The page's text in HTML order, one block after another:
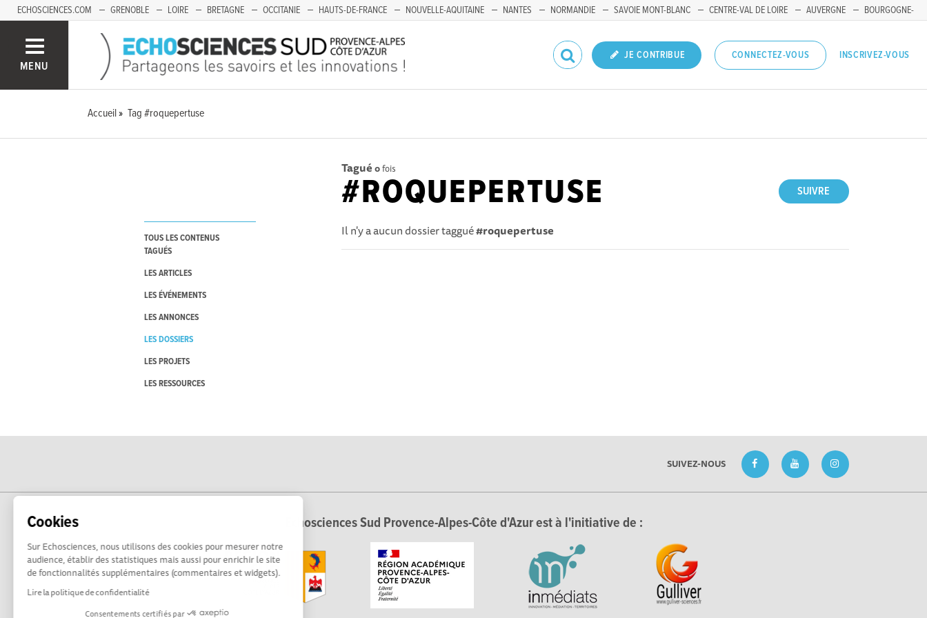
Cookies
Sur Echosciences, nous utilisons des cookies pour mesurer notre
audience, établir des statistiques mais aussi pour enrichir le site
de fonctionnalités supplémentaires (commentaires et widgets).
Lire la politique de confidentialité
Consentements certifiés par
ECHOSCIENCES.COM GRENOBLE LOIRE BRETAGNE OCCITANIE HAUTS-DE-FRANCE NOUVELLE-AQUITAINE NANTES NORMANDIE SAVOIE MONT-BLANC CENTRE-VAL DE LOIRE AUVERGNE
BOURGOGNE-
MENU
JE CONTRIBUE CONNECTEZ-VOUS INSCRIVEZ-VOUS
Accueil Tag #roquepertuse
TOUS LES CONTENUS
TAGUÉS
LES ARTICLES
LES ÉVÉNEMENTS
LES ANNONCES
LES DOSSIERS
LES PROJETS
LES RESSOURCES
Tagué 0fois
SUIVRE
#ROQUEPERTUSE
Il n'y a aucun dossier taggué#roquepertuse
SUIVEZ-NOUS
Echosciences Sud Provence-Alpes-Côte d'Azur est à l'initiative de :